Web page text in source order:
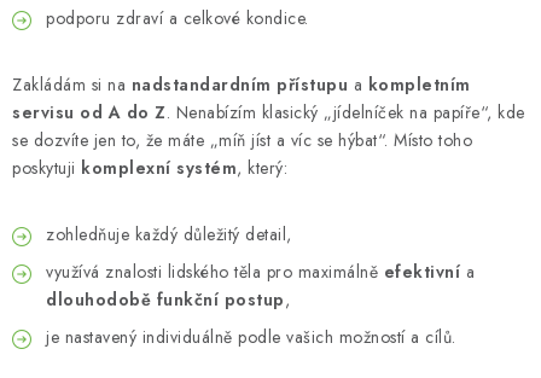
podporu zdraví a celkové kondice.
Zakládám si na nadstandardním přístupu a kompletním
servisu od A do Z. Nenabízím klasický „jídelníček na papíře“, kde
se dozvíte jen to, že máte „míň jíst a víc se hýbat“. Místo toho
poskytuji komplexní systém, který:
zohledňuje každý důležitý detail,
využívá znalosti lidského těla pro maximálně efektivní a
dlouhodobě funkční postup,
je nastavený individuálně podle vašich možností a cílů.